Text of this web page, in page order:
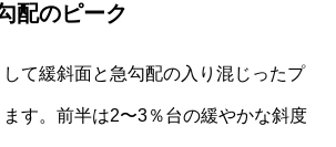
配のピーク
て緩斜面と急勾配の入り混じったプ
す。前半は2〜3％台の緩やかな斜度